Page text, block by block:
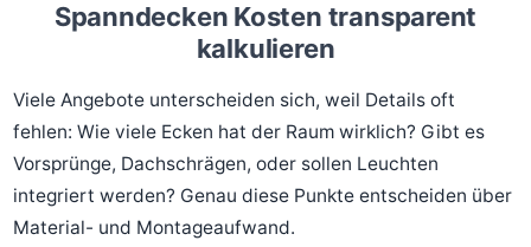
Spanndecken Kosten transparent
kalkulieren
Viele Angebote unterscheiden sich, weil Details oft
fehlen: Wie viele Ecken hat der Raum wirklich? Gibt es
Vorsprünge, Dachschrägen, oder sollen Leuchten
integriert werden? Genau diese Punkte entscheiden über
Material- und Montageaufwand.